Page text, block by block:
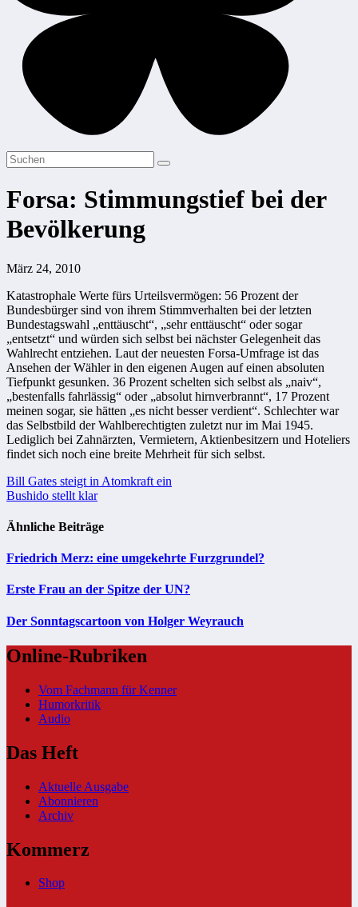
Forsa: Stimmungstief bei der
Bevölkerung
März 24, 2010
Katastrophale Werte fürs Urteilsvermögen: 56 Prozent der
Bundesbürger sind von ihrem Stimmverhalten bei der letzten
Bundestagswahl „enttäuscht“, „sehr enttäuscht“ oder sogar
„entsetzt“ und würden sich selbst bei nächster Gelegenheit das
Wahlrecht entziehen. Laut der neuesten Forsa-Umfrage ist das
Ansehen der Wähler in den eigenen Augen auf einen absoluten
Tiefpunkt gesunken. 36 Prozent schelten sich selbst als „naiv“,
„bestenfalls fahrlässig“ oder „absolut hirnverbrannt“, 17 Prozent
meinen sogar, sie hätten „es nicht besser verdient“. Schlechter war
das Selbstbild der Wahlberechtigten zuletzt nur im Mai 1945.
Lediglich bei Zahnärzten, Vermietern, Aktienbesitzern und Hoteliers
findet sich noch eine breite Mehrheit für sich selbst.
Beitragsnavigation
Bill Gates steigt in Atomkraft ein
Bushido stellt klar
Ähnliche Beiträge
Friedrich Merz: eine umgekehrte Furzgrundel?
Erste Frau an der Spitze der UN?
Der Sonntagscartoon von Holger Weyrauch
Online-Rubriken
Vom Fachmann für Kenner
Humorkritik
Audio
Das Heft
Aktuelle Ausgabe
Abonnieren
Archiv
Kommerz
Shop